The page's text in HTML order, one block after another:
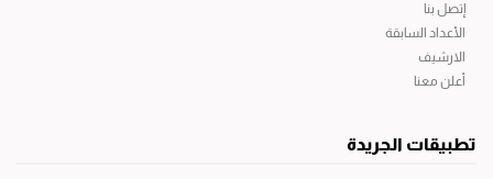
إتصل بنا
الأعداد السابقة
الارشيف
أعلن معنا
تطبيقات الجريدة